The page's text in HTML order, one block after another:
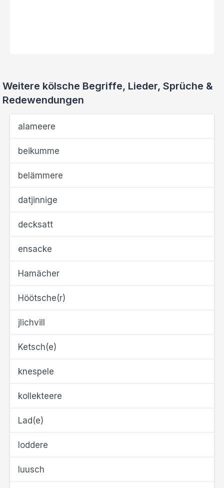
Weitere kölsche Begriffe, Lieder, Sprüche &
Redewendungen
alameere
beikumme
belämmere
datjinnige
decksatt
ensacke
Hamächer
Höötsche(r)
jlichvill
Ketsch(e)
knespele
kollekteere
Lad(e)
loddere
luusch